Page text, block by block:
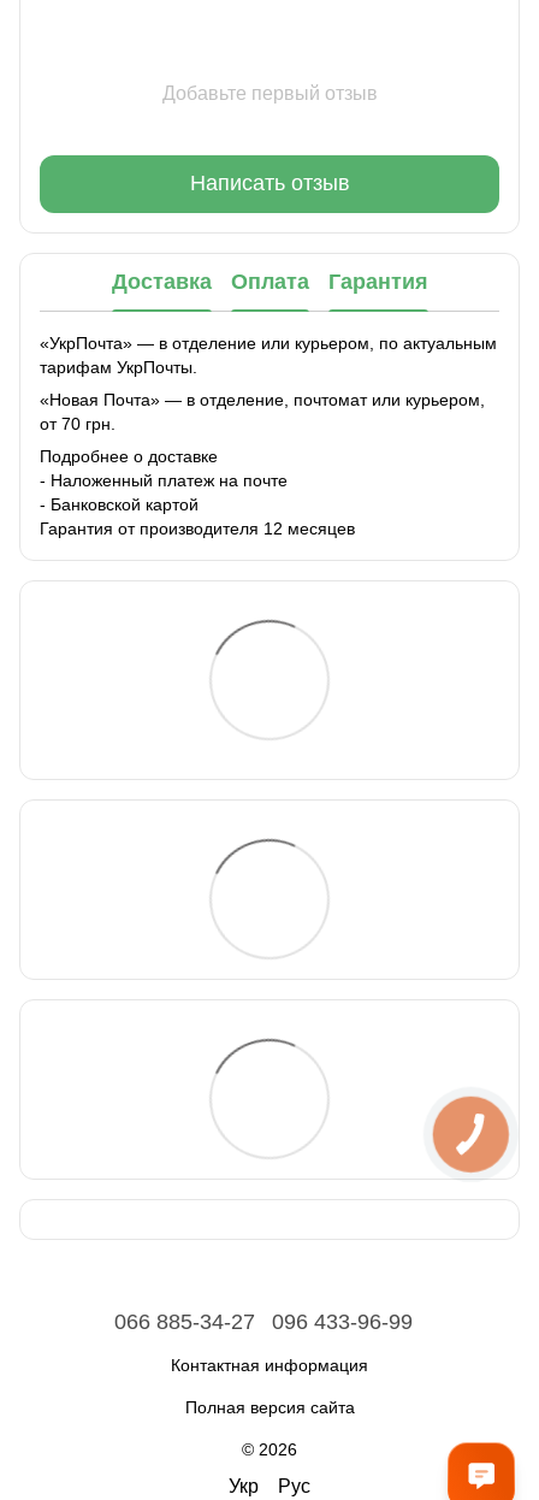
Добавьте первый отзыв
Написать отзыв
Доставка Оплата Гарантия
«УкрПочта» — в отделение или курьером, по актуальным
тарифам УкрПочты.
«Новая Почта» — в отделение, почтомат или курьером,
от 70 грн.
Подробнее о доставке
- Наложенный платеж на почте
- Банковской картой
Гарантия от производителя 12 месяцев
066 885-34-27 096 433-96-99
Контактная информация
Полная версия сайта
© 2026
Укр Рус